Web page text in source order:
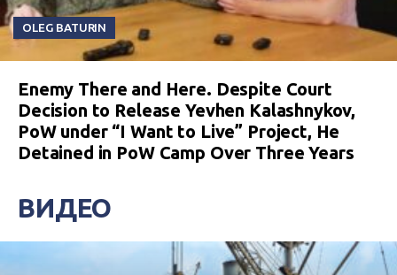
OLEG BATURIN
Enemy There and Here. Despite Court
Decision to Release Yevhen Kalashnykov,
PoW under “I Want to Live” Project, He
Detained in PoW Camp Over Three Years
ВИДЕО